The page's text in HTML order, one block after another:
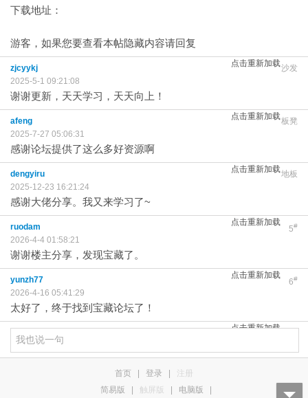
下载地址：
游客，如果您要查看本帖隐藏内容请回复
点击重新加载沙发
zjcyykj
2025-5-1 09:21:08
谢谢更新，天天学习，天天向上！
点击重新加载板凳
afeng
2025-7-27 05:06:31
感谢论坛提供了这么多好资源啊
点击重新加载地板
dengyiru
2025-12-23 16:21:24
感谢大佬分享。我又来学习了~
点击重新加载
5#
ruodam
2026-4-4 01:58:21
谢谢楼主分享，发现宝藏了。
点击重新加载
6#
yunzh77
2026-4-16 05:41:29
太好了，终于找到宝藏论坛了！
点击重新加载
首页 登录
注册
简易版
触屏版 电脑版